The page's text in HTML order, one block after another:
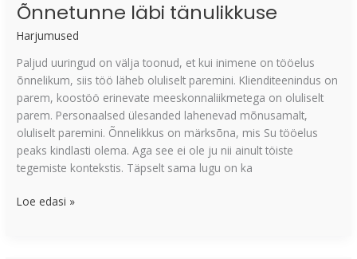
Õnnetunne läbi tänulikkuse
Harjumused
Paljud uuringud on välja toonud, et kui inimene on tööelus
õnnelikum, siis töö läheb oluliselt paremini. Klienditeenindus on
parem, koostöö erinevate meeskonnaliikmetega on oluliselt
parem. Personaalsed ülesanded lahenevad mõnusamalt,
oluliselt paremini. Õnnelikkus on märksõna, mis Su tööelus
peaks kindlasti olema. Aga see ei ole ju nii ainult töiste
tegemiste kontekstis. Täpselt sama lugu on ka
Loe edasi »